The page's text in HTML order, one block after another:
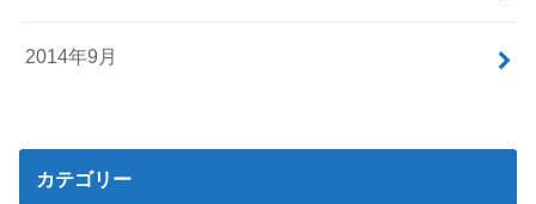
2014年9月
カテゴリー